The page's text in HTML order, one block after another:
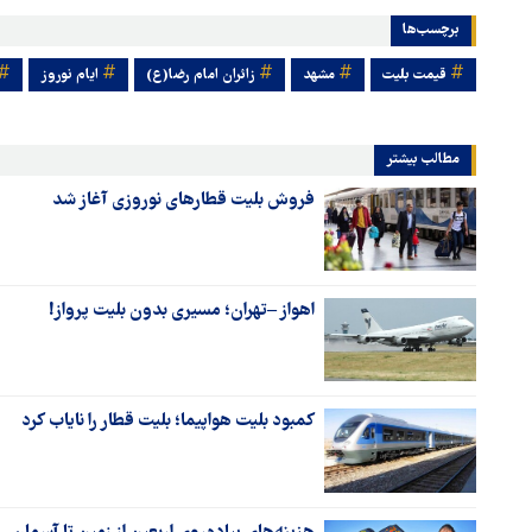
برچسب‌ها
قیمت بلیت مشهد زائران امام رضا(ع) ایام نوروز
مطالب بیشتر
فروش بلیت قطارهای نوروزی آغاز شد
اهواز –تهران؛ مسیری بدون بلیت پرواز!
کمبود بلیت هواپیما؛ بلیت قطار را نایاب کرد